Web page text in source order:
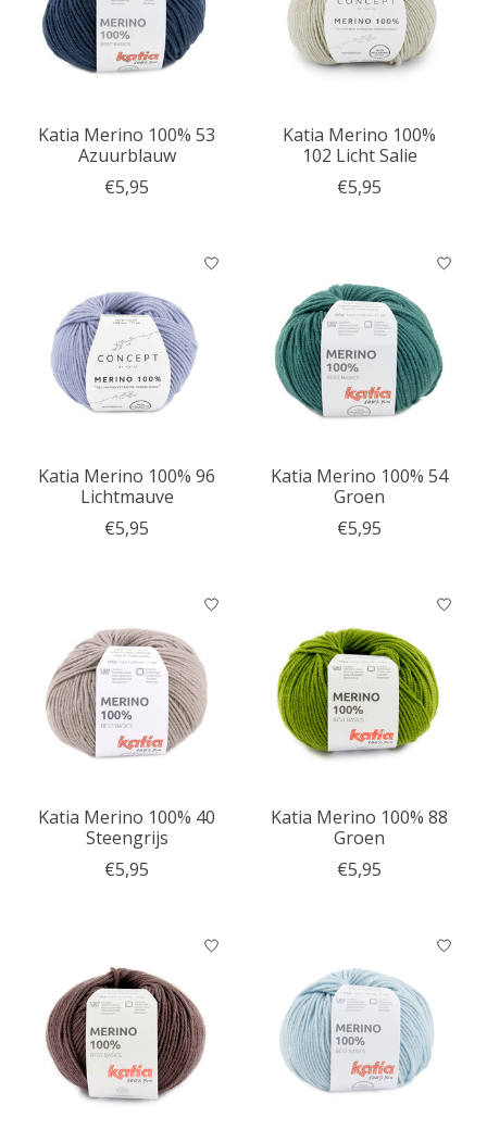
Katia Merino 100% 53
Azuurblauw
€5,95
Katia Merino 100%
102 Licht Salie
€5,95
Katia Merino 100% 96
Lichtmauve
€5,95
Katia Merino 100% 54
Groen
€5,95
Katia Merino 100% 40
Steengrijs
€5,95
Katia Merino 100% 88
Groen
€5,95